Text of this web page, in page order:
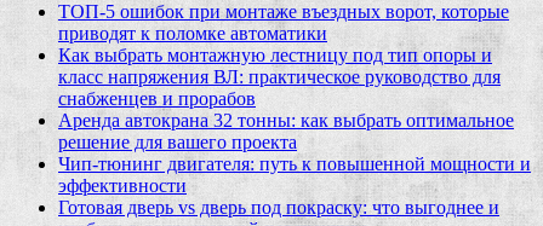
ТОП-5 ошибок при монтаже въездных ворот, которые
приводят к поломке автоматики
Как выбрать монтажную лестницу под тип опоры и
класс напряжения ВЛ: практическое руководство для
снабженцев и прорабов
Аренда автокрана 32 тонны: как выбрать оптимальное
решение для вашего проекта
Чип‑тюнинг двигателя: путь к повышенной мощности и
эффективности
Готовая дверь vs дверь под покраску: что выгоднее и